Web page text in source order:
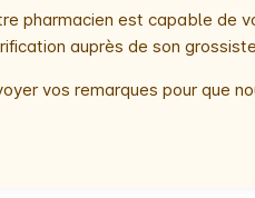
pharmacien est capable de
auprès de son
vos remarques pour que